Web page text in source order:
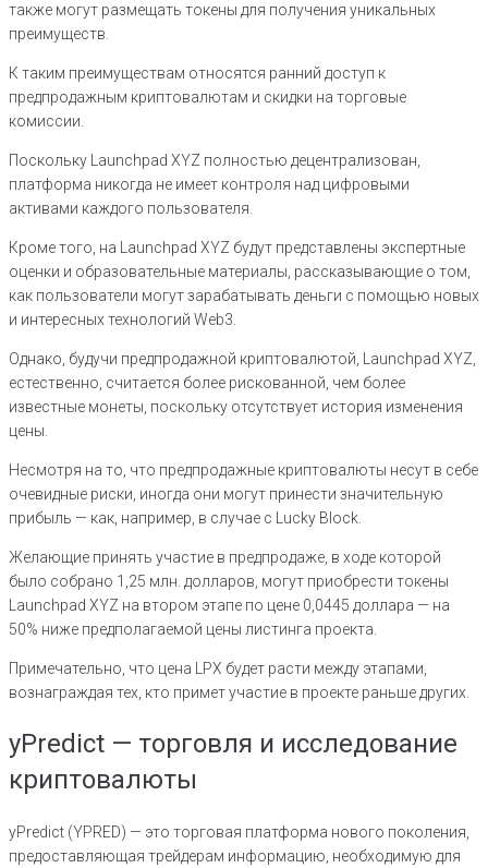
также могут размещать токены для получения уникальных
преимуществ.
К таким преимуществам относятся ранний доступ к
предпродажным криптовалютам и скидки на торговые
комиссии.
Поскольку Launchpad XYZ полностью децентрализован,
платформа никогда не имеет контроля над цифровыми
активами каждого пользователя.
Кроме того, на Launchpad XYZ будут представлены экспертные
оценки и образовательные материалы, рассказывающие о том,
как пользователи могут зарабатывать деньги с помощью новых
и интересных технологий Web3.
Однако, будучи предпродажной криптовалютой, Launchpad XYZ,
естественно, считается более рискованной, чем более
известные монеты, поскольку отсутствует история изменения
цены.
Несмотря на то, что предпродажные криптовалюты несут в себе
очевидные риски, иногда они могут принести значительную
прибыль — как, например, в случае с Lucky Block.
Желающие принять участие в предпродаже, в ходе которой
было собрано 1,25 млн. долларов, могут приобрести токены
Launchpad XYZ на втором этапе по цене 0,0445 доллара — на
50% ниже предполагаемой цены листинга проекта.
Примечательно, что цена LPX будет расти между этапами,
вознаграждая тех, кто примет участие в проекте раньше других.
yPredict — торговля и исследование
криптовалюты
yPredict (YPRED) — это торговая платформа нового поколения,
предоставляющая трейдерам информацию, необходимую для